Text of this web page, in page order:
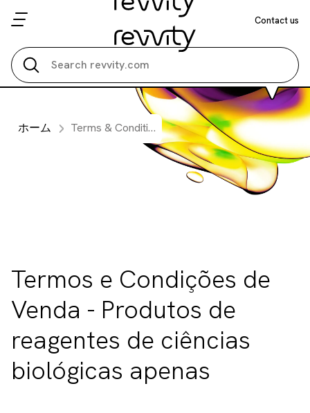
Contact us
ホーム Terms & Conditions of Sale - Life Science Reagents (Portuguese-Brazil)
Termos e Condições de
Venda - Produtos de
reagentes de ciências
biológicas apenas